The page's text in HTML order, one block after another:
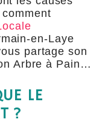
en-Laye
partage son
Arbre à Pain…
LE
?